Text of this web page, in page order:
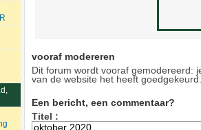
vooraf modereren
Dit forum wordt vooraf gemodereerd:
van de website het heeft goedgekeurd.
Een bericht, een commentaar?
Titel :